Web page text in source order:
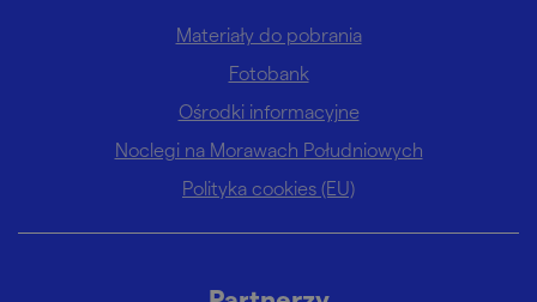
Materiały do pobrania
Fotobank
Ośrodki informacyjne
Noclegi na Morawach Południowych
Polityka cookies (EU)